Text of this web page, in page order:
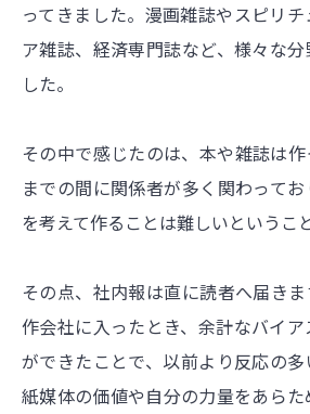
ってきました。漫画雑誌やスピリ
ア雑誌、経済専門誌など、様々な
した。
その中で感じたのは、本や雑誌は
までの間に関係者が多く関わって
を考えて作ることは難しいというこ
その点、社内報は直に読者へ届き
作会社に入ったとき、余計なバイ
ができたことで、以前より反応の多
紙媒体の価値や自分の力量をあら